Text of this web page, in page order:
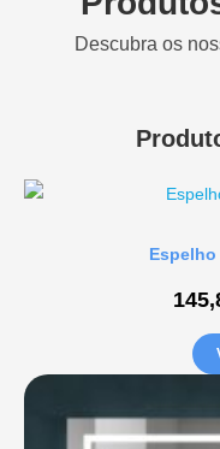
Descubra os
Espelho